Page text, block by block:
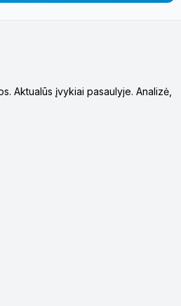
Aktualūs įvykiai pasaulyje. Analizė,